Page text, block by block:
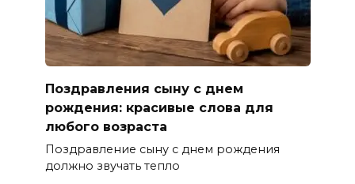
Поздравления сыну с днем
рождения: красивые слова для
любого возраста
Поздравление сыну с днем рождения
должно звучать тепло